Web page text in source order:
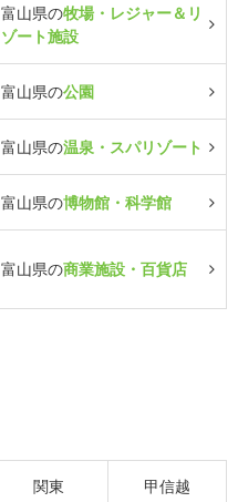
富山県の牧場・レジャー＆リ
ゾート施設
富山県の公園
富山県の温泉・スパリゾート
富山県の博物館・科学館
富山県の商業施設・百貨店
関東 甲信越